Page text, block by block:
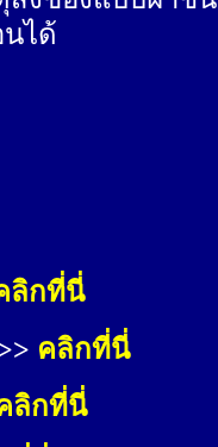
ได้
ลิกที่นี่
คลิกที่นี่
ลิกที่นี่